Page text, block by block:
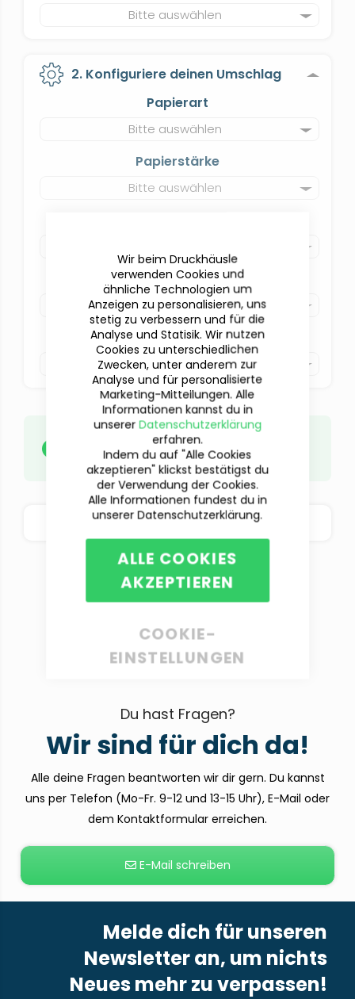
Bitte auswählen
2. Konfiguriere deinen Umschlag
Papierart
Bitte auswählen
Papierstärke
Bitte auswählen
Farbe
Bitte auswählen
Veredelung
Bitte auswählen
Deine Datenmusst du erstnach
abgeschlossener Beauftragung
hochladen.
BESTELLOPTIONEN
Du hast Fragen?
Wir sind für dich da!
Alle deine Fragen beantworten wir dir gern. Du kannst
uns per Telefon (Mo-Fr. 9-12 und 13-15 Uhr), E-Mail oder
dem Kontaktformular erreichen.
E-Mail schreiben
Melde dich für unseren
Newsletter an, um nichts
Neues mehr zu verpassen!
Wir beim Druckhäusle
verwenden Cookies und
ähnliche Technologien um
Anzeigen zu personalisieren, uns
stetig zu verbessern und für die
Analyse und Statisik. Wir nutzen
Cookies zu unterschiedlichen
Zwecken, unter anderem zur
Analyse und für personalisierte
Marketing-Mitteilungen. Alle
Informationen kannst du in
unserer Datenschutzerklärung
erfahren.
Indem du auf "Alle Cookies
akzeptieren" klickst bestätigst du
der Verwendung der Cookies.
Alle Informationen fundest du in
unserer Datenschutzerklärung.
ALLE COOKIES
AKZEPTIEREN
COOKIE-
EINSTELLUNGEN